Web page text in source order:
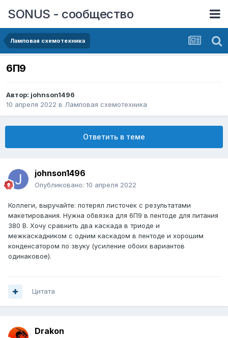
SONUS - сообщество
Ламповая схемотехника
6П9
Автор: johnson1496
10 апреля 2022 в Ламповая схемотехника
Ответить в теме
johnson1496
Опубликовано: 10 апреля 2022
Коллеги, выручайте: потерял листочек с результатами
макетирования. Нужна обвязка для 6П9 в пентоде для питания
380 В. Хочу сравнить два каскада в триоде и
межкаскадником с одним каскадом в пентоде и хорошим
конденсатором по звуку (усиление обоих вариантов
одинаковое).
Цитата
Drakon